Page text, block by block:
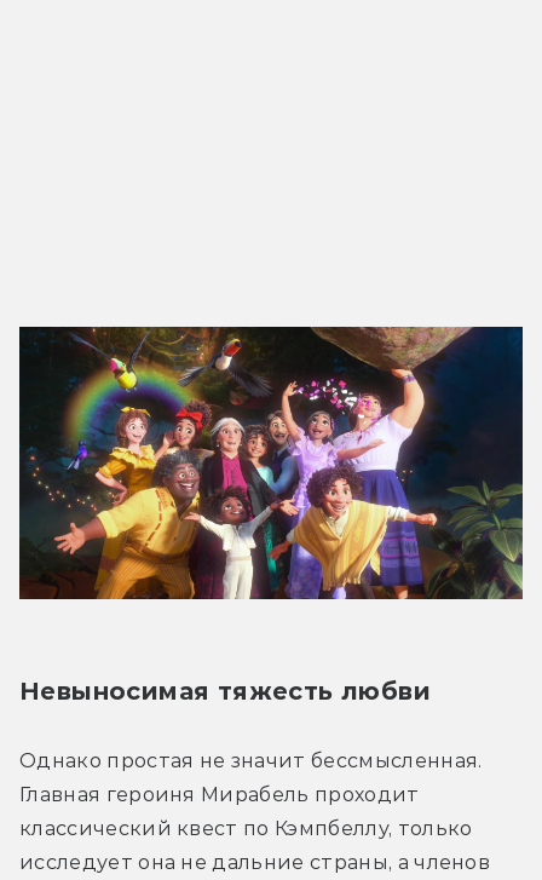
Невыносимая тяжесть любви
Однако простая не значит бессмысленная.
Главная героиня Мирабель проходит
классический квест по Кэмпбеллу, только
исследует она не дальние страны, а членов